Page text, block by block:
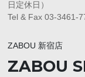
日定休日）
Tel & Fax 03-3461-
ZABOU 新宿店
ZABOU